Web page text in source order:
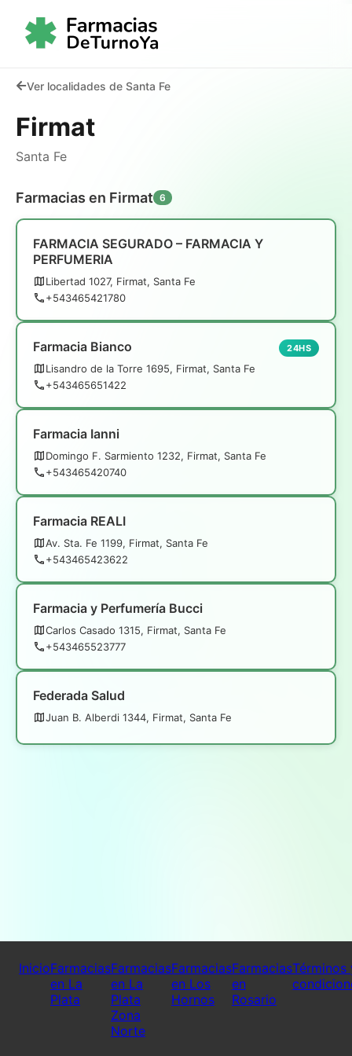
Ver localidades de Santa Fe
Firmat
Santa Fe
Farmacias en Firmat 6
FARMACIA SEGURADO – FARMACIA Y
PERFUMERIA
Libertad 1027, Firmat, Santa Fe
+543465421780
Farmacia Bianco
Lisandro de la Torre 1695, Firmat, Santa Fe
+543465651422
24HS
Farmacia Ianni
Domingo F. Sarmiento 1232, Firmat, Santa Fe
+543465420740
Farmacia REALI
Av. Sta. Fe 1199, Firmat, Santa Fe
+543465423622
Farmacia y Perfumería Bucci
Carlos Casado 1315, Firmat, Santa Fe
+543465523777
Federada Salud
Juan B. Alberdi 1344, Firmat, Santa Fe
InicioFarmacias
en La
Plata
Farmacias
en La
Plata
Zona
Norte
Farmacias
en Los
Hornos
Farmacias
en
Rosario
Términos